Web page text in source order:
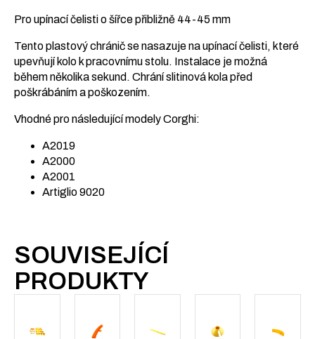
Pro upínací čelisti o šířce přibližně 44-45 mm
Tento plastový chránič se nasazuje na upínací čelisti, které
upevňují kolo k pracovnímu stolu. Instalace je možná
během několika sekund. Chrání slitinová kola před
poškrábáním a poškozením.
Vhodné pro následující modely Corghi:
A2019
A2000
A2001
Artiglio 9020
SOUVISEJÍCÍ
PRODUKTY